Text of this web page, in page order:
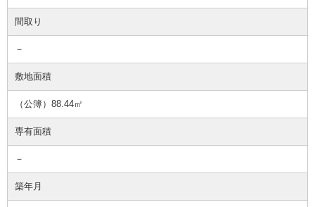
間取り
－
敷地面積
（公簿）88.44㎡
専有面積
－
築年月